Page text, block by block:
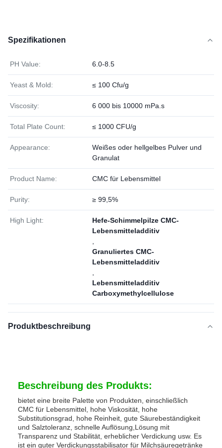
Spezifikationen
PH Value: 6.0-8.5
Yeast & Mold: ≤ 100 Cfu/g
Viscosity: 6 000 bis 10000 mPa.s
Total Plate Count: ≤ 1000 CFU/g
Appearance:
Weißes oder hellgelbes Pulver und
Granulat
Product Name: CMC für Lebensmittel
Purity: ≥ 99,5%
High Light:
Hefe-Schimmelpilze CMC-
Lebensmitteladditiv
Granuliertes CMC-
Lebensmitteladditiv
Lebensmitteladditiv
Carboxymethylcellulose
Produktbeschreibung
Beschreibung des Produkts:
bietet eine breite Palette von Produkten, einschließlich
CMC für Lebensmittel, hohe Viskosität, hohe
Substitutionsgrad, hohe Reinheit, gute Säurebeständigkeit
und Salztoleranz, schnelle Auflösung,Lösung mit
Transparenz und Stabilität, erheblicher Verdickung usw. Es
ist ein guter Verdickungsstabilisator für Milchsäuregetränke